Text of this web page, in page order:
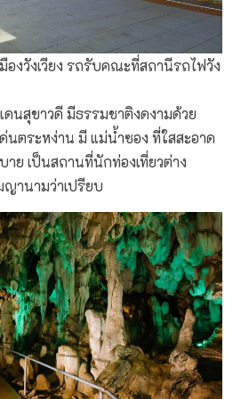
องวังเวียง รถรับคณะที่สถานีรถไฟวัง
นสุขาวดี มีธรรมชาติงดงามด้วย
นตระหง่าน มี แม่น้ำซอง ที่ใสสะอาด
าย เป็นสถานที่นักท่องเที่ยวต่าง
านามว่าเปรียบ